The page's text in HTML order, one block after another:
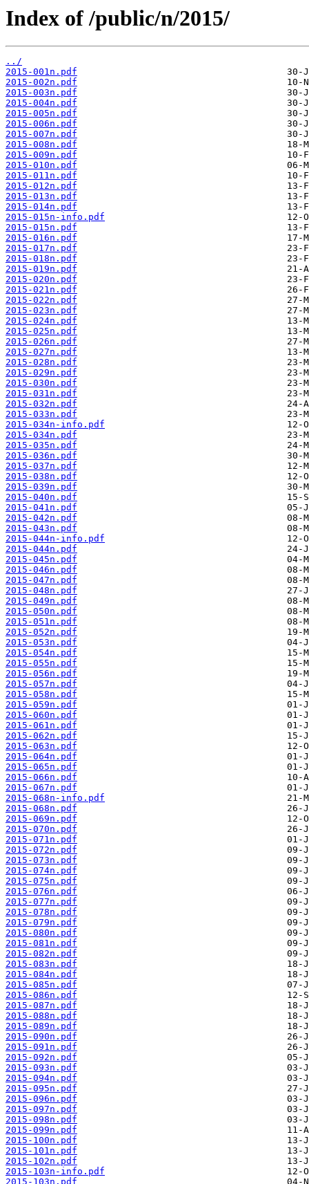
Index of /public/n/2015/
../
2015-001n.pdf
2015-002n.pdf
2015-003n.pdf
2015-004n.pdf
2015-005n.pdf
2015-006n.pdf
2015-007n.pdf
2015-008n.pdf
2015-009n.pdf
2015-010n.pdf
2015-011n.pdf
2015-012n.pdf
2015-013n.pdf
2015-014n.pdf
2015-015n-info.pdf
2015-015n.pdf
2015-016n.pdf
2015-017n.pdf
2015-018n.pdf
2015-019n.pdf
2015-020n.pdf
2015-021n.pdf
2015-022n.pdf
2015-023n.pdf
2015-024n.pdf
2015-025n.pdf
2015-026n.pdf
2015-027n.pdf
2015-028n.pdf
2015-029n.pdf
2015-030n.pdf
2015-031n.pdf
2015-032n.pdf
2015-033n.pdf
2015-034n-info.pdf
2015-034n.pdf
2015-035n.pdf
2015-036n.pdf
2015-037n.pdf
2015-038n.pdf
2015-039n.pdf
2015-040n.pdf
2015-041n.pdf
2015-042n.pdf
2015-043n.pdf
2015-044n-info.pdf
2015-044n.pdf
2015-045n.pdf
2015-046n.pdf
2015-047n.pdf
2015-048n.pdf
2015-049n.pdf
2015-050n.pdf
2015-051n.pdf
2015-052n.pdf
2015-053n.pdf
2015-054n.pdf
2015-055n.pdf
2015-056n.pdf
2015-057n.pdf
2015-058n.pdf
2015-059n.pdf
2015-060n.pdf
2015-061n.pdf
2015-062n.pdf
2015-063n.pdf
2015-064n.pdf
2015-065n.pdf
2015-066n.pdf
2015-067n.pdf
2015-068n-info.pdf
2015-068n.pdf
2015-069n.pdf
2015-070n.pdf
2015-071n.pdf
2015-072n.pdf
2015-073n.pdf
2015-074n.pdf
2015-075n.pdf
2015-076n.pdf
2015-077n.pdf
2015-078n.pdf
2015-079n.pdf
2015-080n.pdf
2015-081n.pdf
2015-082n.pdf
2015-083n.pdf
2015-084n.pdf
2015-085n.pdf
2015-086n.pdf
2015-087n.pdf
2015-088n.pdf
2015-089n.pdf
2015-090n.pdf
2015-091n.pdf
2015-092n.pdf
2015-093n.pdf
2015-094n.pdf
2015-095n.pdf
2015-096n.pdf
2015-097n.pdf
2015-098n.pdf
2015-099n.pdf
2015-100n.pdf
2015-101n.pdf
2015-102n.pdf
2015-103n-info.pdf
2015-103n.pdf